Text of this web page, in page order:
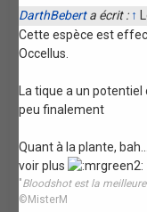
DarthBeberta écrit : ↑
Cette espèce est
Occellus.
La tique a un
peu finalement
Quant à la plante,
voir plus
"Bloodshot est la
©MisterM